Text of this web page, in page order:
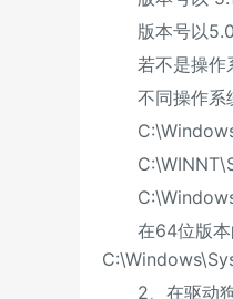
版本号以5.0
若不是操作系
不同操作系统
在64位版本
2、在驱动狗